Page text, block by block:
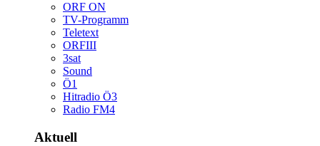
ORFON
TV-Programm
Teletext
ORFIII
3sat
Sound
Ö1
HitradioÖ3
RadioFM4
Aktuell